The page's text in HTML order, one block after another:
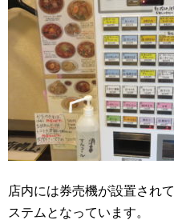
店内には券売機が設置され
ステムとなっています。